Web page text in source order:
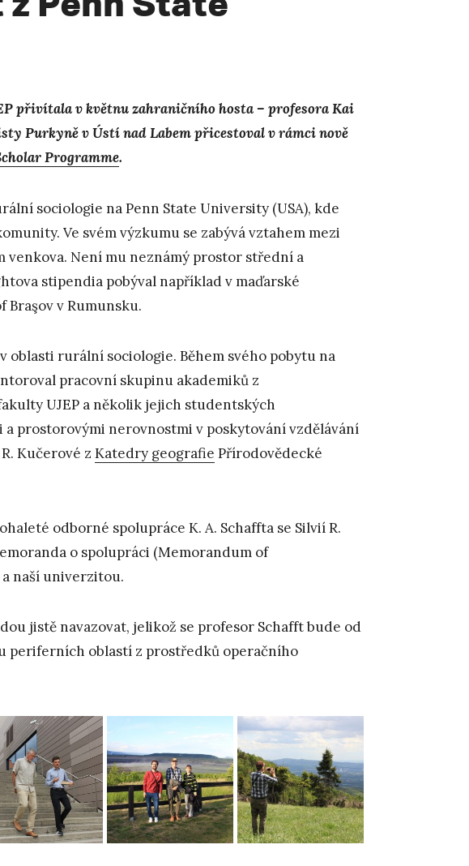
přivítala v květnu zahraničního hosta – profesora Kai
Purkyně v Ústí nad Labem přicestoval v rámci nově
Programme.
sociologie na Penn State University (USA), kde
Ve svém výzkumu se zabývá vztahem mezi
Není mu neznámý prostor střední a
stipendia pobýval například v maďarské
v Rumunsku.
oblasti rurální sociologie. Během svého pobytu na
pracovní skupinu akademiků z
UJEP a několik jejich studentských
prostorovými nerovnostmi v poskytování vzdělávání
Kučerové z Katedry geografie Přírodovědecké
odborné spolupráce K. A. Schaffta se Silvií R.
o spolupráci (Memorandum of
naší univerzitou.
jistě navazovat, jelikož se profesor Schafft bude od
periferních oblastí z prostředků operačního